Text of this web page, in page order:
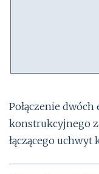
Połączenie
konstrukcyjnego
łączącego